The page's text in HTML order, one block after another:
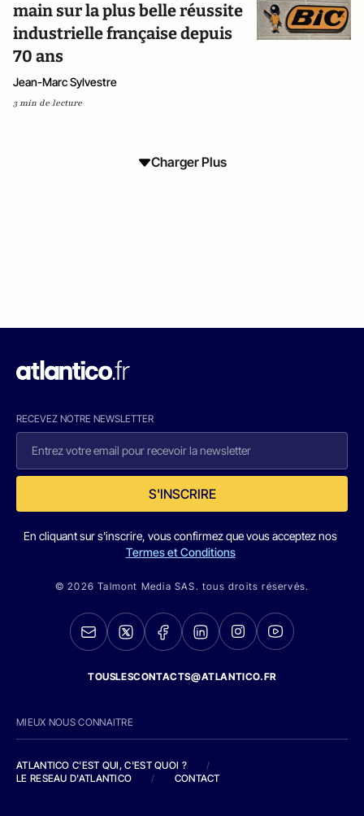
main sur la plus belle réussite
industrielle française depuis
70 ans
Jean-Marc Sylvestre
3 min de lecture
Charger Plus
RECEVEZ NOTRE NEWSLETTER
S'INSCRIRE
En cliquant sur s'inscrire, vous confirmez que vous acceptez nos
Termes et Conditions
© 2026 Talmont Media SAS. tous droits réservés.
TOUSLESCONTACTS@ATLANTICO.FR
MIEUX NOUS CONNAITRE
ATLANTICO C'EST QUI, C'EST QUOI ?
/
LE RESEAU D'ATLANTICO
/ CONTACT